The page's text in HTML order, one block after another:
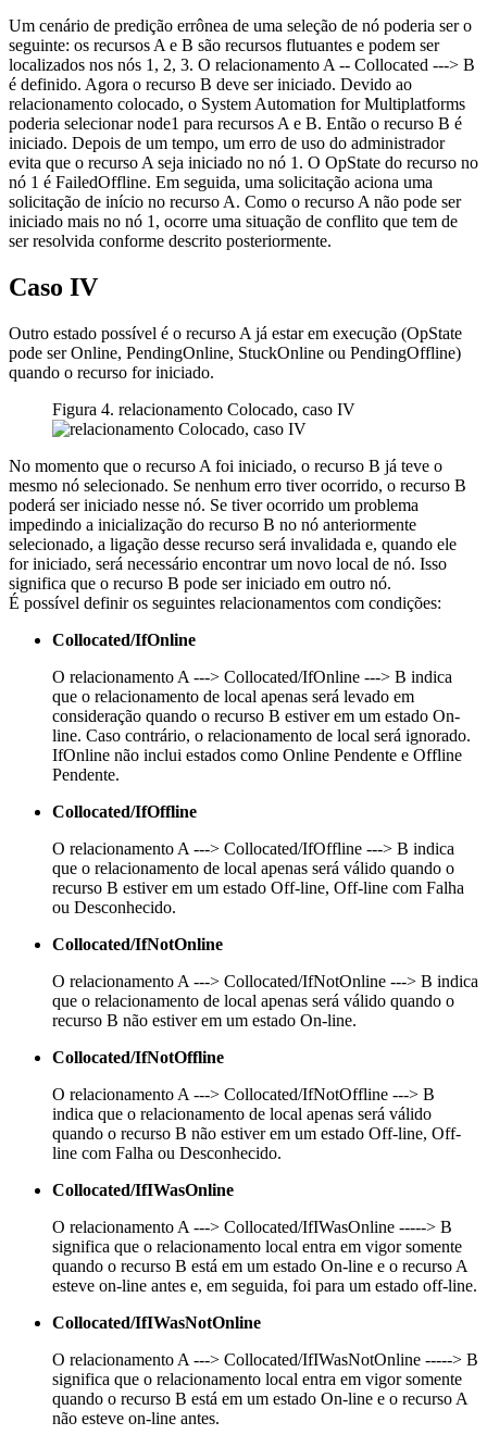
Um cenário de predição errônea de uma seleção de nó poderia ser o
seguinte: os recursos A e B são recursos flutuantes e podem ser
localizados nos nós 1, 2, 3. O relacionamento A -- Collocated ---> B
é definido. Agora o recurso B deve ser iniciado. Devido ao
relacionamento colocado, o System Automation for Multiplatforms
poderia selecionar node1 para recursos A e B. Então o recurso B é
iniciado. Depois de um tempo, um erro de uso do administrador
evita que o recurso A seja iniciado no nó 1. O OpState do recurso no
nó 1 é FailedOffline. Em seguida, uma solicitação aciona uma
solicitação de início no recurso A. Como o recurso A não pode ser
iniciado mais no nó 1, ocorre uma situação de conflito que tem de
ser resolvida conforme descrito posteriormente.
Caso IV
Outro estado possível é o recurso A já estar em execução (OpState
pode ser Online, PendingOnline, StuckOnline ou PendingOffline)
quando o recurso for iniciado.
Figura 4. relacionamento Colocado, caso IV
No momento que o recurso A foi iniciado, o recurso B já teve o
mesmo nó selecionado. Se nenhum erro tiver ocorrido, o recurso B
poderá ser iniciado nesse nó. Se tiver ocorrido um problema
impedindo a inicialização do recurso B no nó anteriormente
selecionado, a ligação desse recurso será invalidada e, quando ele
for iniciado, será necessário encontrar um novo local de nó. Isso
significa que o recurso B pode ser iniciado em outro nó.
É possível definir os seguintes relacionamentos com condições:
Collocated/IfOnline
O relacionamento A ---> Collocated/IfOnline ---> B indica
que o relacionamento de local apenas será levado em
consideração quando o recurso B estiver em um estado On-
line. Caso contrário, o relacionamento de local será ignorado.
IfOnline não inclui estados como Online Pendente e Offline
Pendente.
Collocated/IfOffline
O relacionamento A ---> Collocated/IfOffline ---> B indica
que o relacionamento de local apenas será válido quando o
recurso B estiver em um estado Off-line, Off-line com Falha
ou Desconhecido.
Collocated/IfNotOnline
O relacionamento A ---> Collocated/IfNotOnline ---> B indica
que o relacionamento de local apenas será válido quando o
recurso B não estiver em um estado On-line.
Collocated/IfNotOffline
O relacionamento A ---> Collocated/IfNotOffline ---> B
indica que o relacionamento de local apenas será válido
quando o recurso B não estiver em um estado Off-line, Off-
line com Falha ou Desconhecido.
Collocated/IfIWasOnline
O relacionamento A ---> Collocated/IfIWasOnline -----> B
significa que o relacionamento local entra em vigor somente
quando o recurso B está em um estado On-line e o recurso A
esteve on-line antes e, em seguida, foi para um estado off-line.
Collocated/IfIWasNotOnline
O relacionamento A ---> Collocated/IfIWasNotOnline -----> B
significa que o relacionamento local entra em vigor somente
quando o recurso B está em um estado On-line e o recurso A
não esteve on-line antes.